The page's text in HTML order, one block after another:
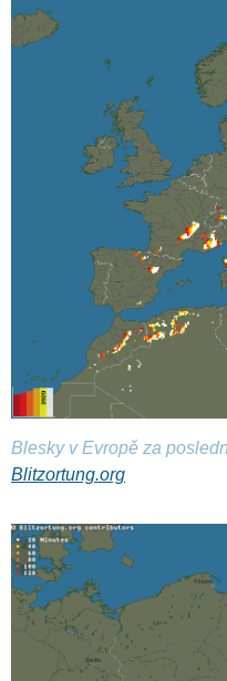
Blesky v Evropě za
Blitzortung.org